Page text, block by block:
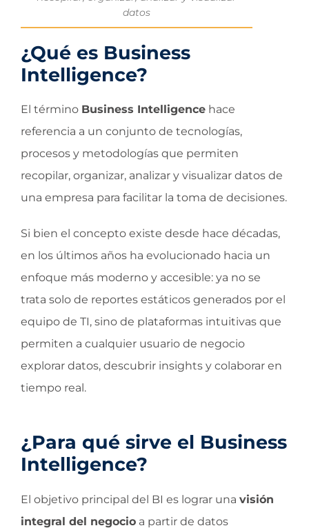
datos
¿Qué es Business
Intelligence?
El término Business Intelligence hace
referencia a un conjunto de tecnologías,
procesos y metodologías que permiten
recopilar, organizar, analizar y visualizar datos de
una empresa para facilitar la toma de decisiones.
Si bien el concepto existe desde hace décadas,
en los últimos años ha evolucionado hacia un
enfoque más moderno y accesible: ya no se
trata solo de reportes estáticos generados por el
equipo de TI, sino de plataformas intuitivas que
permiten a cualquier usuario de negocio
explorar datos, descubrir insights y colaborar en
tiempo real.
¿Para qué sirve el Business
Intelligence?
El objetivo principal del BI es lograr una visión
integral del negocio a partir de datos